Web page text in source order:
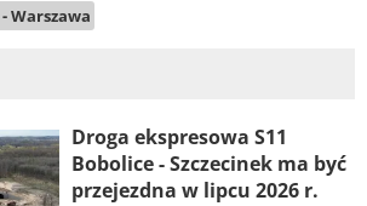
Warszawa
Droga ekspresowa S11
Bobolice - Szczecinek ma być
przejezdna w lipcu 2026 r.